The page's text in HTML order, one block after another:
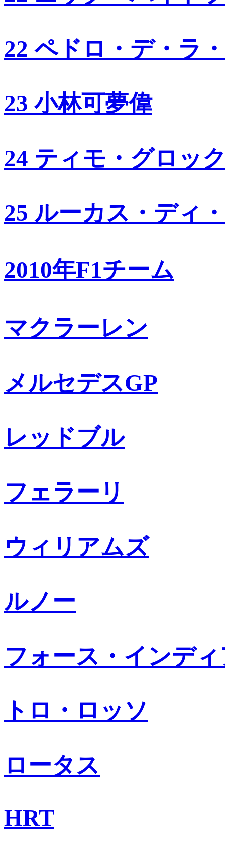
22 ペドロ・デ・ラ
23 小林可夢偉
24 ティモ・グロッ
25 ルーカス・ディ
2010年F1チーム
マクラーレン
メルセデスGP
レッドブル
フェラーリ
ウィリアムズ
ルノー
フォース・インデ
トロ・ロッソ
ロータス
HRT